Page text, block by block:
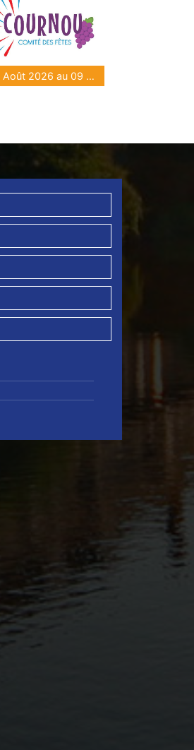
du 08 Août 2026 au 09 Août 2026